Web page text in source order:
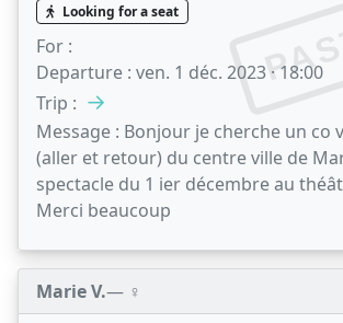
PAST
Looking for a seat
For :
Departure : ven. 1 déc. 2023 · 18:00
Trip : →
Message : Bonjour je cherche un co
(aller et retour) du centre ville de
spectacle du 1 ier décembre au
Merci beaucoup
Marie V.— ♀️